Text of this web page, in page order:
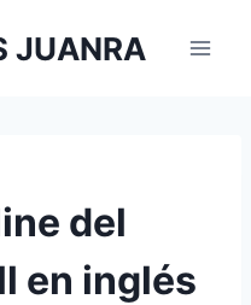
JUANRA
del
en inglés